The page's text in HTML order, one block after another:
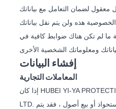
معقول لضمان التعامل مع بياناتك
هذه ولن يتم نقل بياناتك
ما لم تكن هناك ضوابط كافية في
إفشاء البيانات
المعاملات التجارية
إذا كان HUBEI YI-YA PROTECTIVE PRODUCTS CO. ،
LTD. متورطًا في عملية دمج أو استحواذ أو بيع أصول ، فقد يتم